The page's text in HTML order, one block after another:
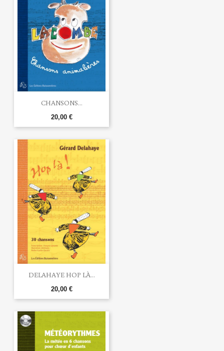
CHANSONS...
20,00 €
DELAHAYE HOP LÀ...
20,00 €